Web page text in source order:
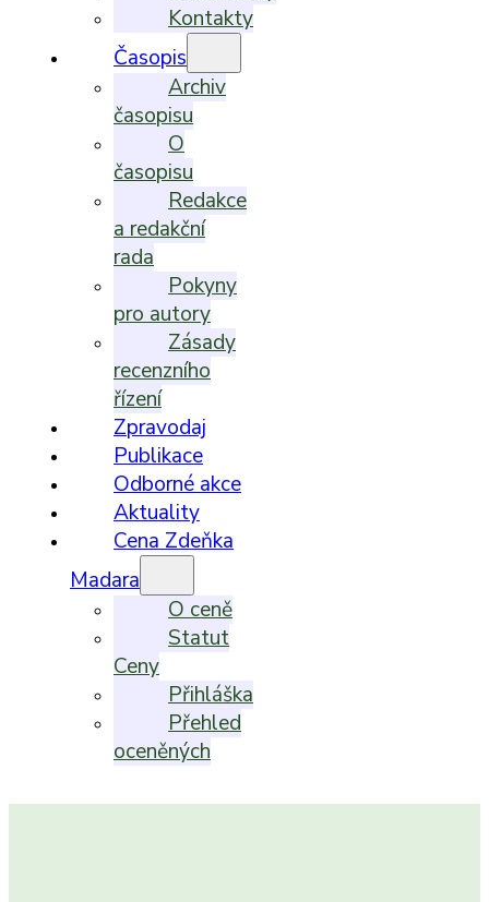
Kontakty
Časopis
Archiv
časopisu
O
časopisu
Redakce
a redakční
rada
Pokyny
pro autory
Zásady
recenzního
řízení
Zpravodaj
Publikace
Odborné akce
Aktuality
Cena Zdeňka
Madara
O ceně
Statut
Ceny
Přihláška
Přehled
oceněných